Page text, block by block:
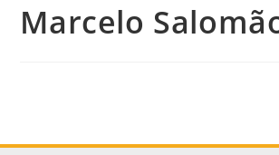
Marcelo